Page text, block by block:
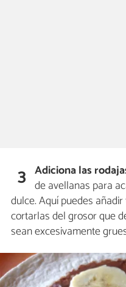
3 Adiciona las
de avellanas para
dulce. Aquí puedes
cortarlas del grosor que
sean excesivamente